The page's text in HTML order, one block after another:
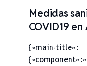
Medidas
COVID19
{«main-title»: